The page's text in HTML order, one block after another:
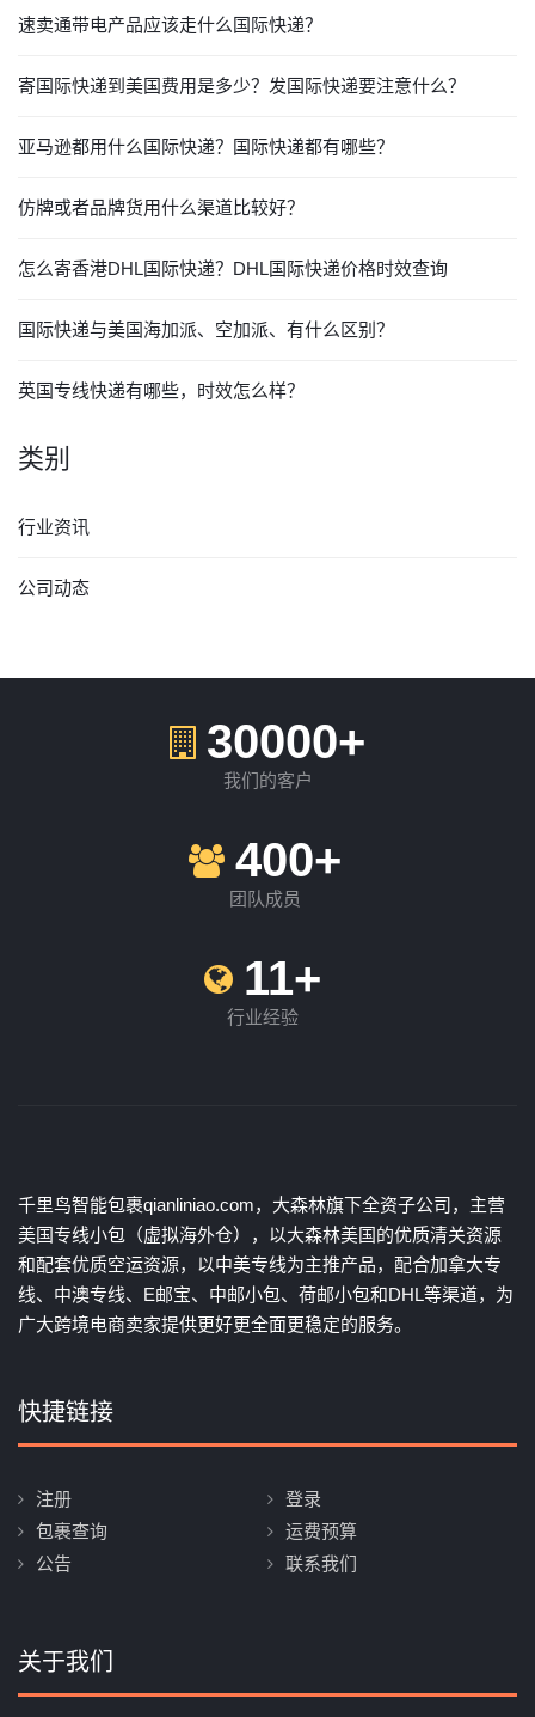
速卖通带电产品应该走什么国际快递？
寄国际快递到美国费用是多少？发国际快递要注意什么？
亚马逊都用什么国际快递？国际快递都有哪些？
仿牌或者品牌货用什么渠道比较好？
怎么寄香港DHL国际快递？DHL国际快递价格时效查询
国际快递与美国海加派、空加派、有什么区别？
英国专线快递有哪些，时效怎么样？
类别
行业资讯
公司动态
30000+
我们的客户
400+
团队成员
11+
行业经验
千里鸟智能包裹qianliniao.com，大森林旗下全资子公司，主营
美国专线小包（虚拟海外仓），以大森林美国的优质清关资源
和配套优质空运资源，以中美专线为主推产品，配合加拿大专
线、中澳专线、E邮宝、中邮小包、荷邮小包和DHL等渠道，为
广大跨境电商卖家提供更好更全面更稳定的服务。
快捷链接
注册
登录
包裹查询
运费预算
公告
联系我们
关于我们